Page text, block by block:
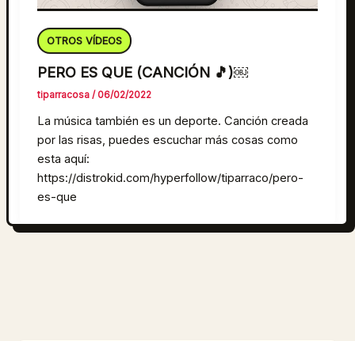
OTROS VÍDEOS
PERO ES QUE (CANCIÓN 🎵)￼
tiparracosa/ 06/02/2022
La música también es un deporte. Canción creada
por las risas, puedes escuchar más cosas como
esta aquí:
https://distrokid.com/hyperfollow/tiparraco/pero-
es-que